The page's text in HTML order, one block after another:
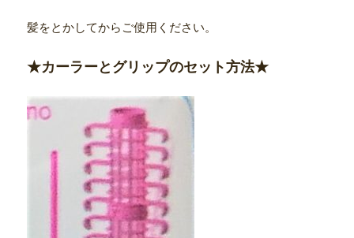
髪をとかしてからご使用ください。
★カーラーとグリップのセット方法★